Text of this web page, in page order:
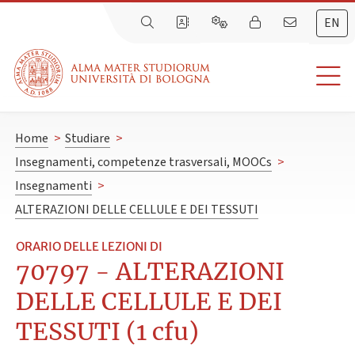
EN
Home > Studiare >
Insegnamenti, competenze trasversali, MOOCs >
Insegnamenti >
ALTERAZIONI DELLE CELLULE E DEI TESSUTI
ORARIO DELLE LEZIONI DI
70797 - ALTERAZIONI
DELLE CELLULE E DEI
TESSUTI (1 cfu)